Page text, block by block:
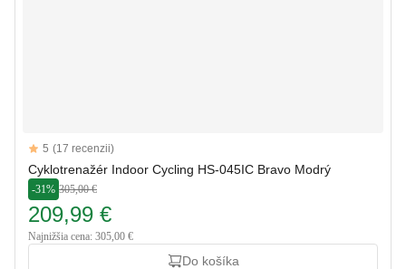
Reviews
5 out of 5 stars
5 (17 recenzii)
Cyklotrenažér Indoor Cycling HS-045IC Bravo Modrý
-31% 305,00 €
209,99 €
Najnižšia cena: 305,00 €
Do košíka